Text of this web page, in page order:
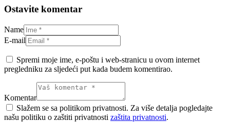
Ostavite komentar
Name
E-mail
Spremi moje ime, e-poštu i web-stranicu u ovom internet
pregledniku za sljedeći put kada budem komentirao.
Komentar
Slažem se sa politikom privatnosti. Za više detalja pogledajte
našu politiku o zaštiti privatnosti zaštita privatnosti.